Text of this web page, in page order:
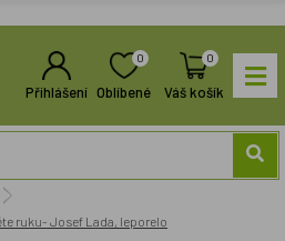
Přihlášení
0
Oblíbené
0
Váš košík
ruku- Josef Lada, leporelo